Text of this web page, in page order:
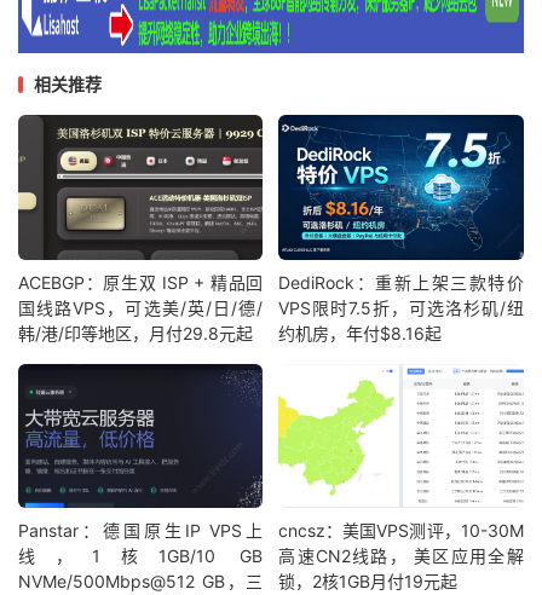
相关推荐
ACEBGP：原生双 ISP + 精品回
国线路VPS，可选美/英/日/德/
韩/港/印等地区，月付29.8元起
DediRock：重新上架三款特价
VPS限时7.5折，可选洛杉矶/纽
约机房，年付$8.16起
Panstar：德国原生IP VPS上
线，1核1GB/10 GB
NVMe/500Mbps@512 GB，三
cncsz：美国VPS测评，10-30M
高速CN2线路， 美区应用全解
锁，2核1GB月付19元起